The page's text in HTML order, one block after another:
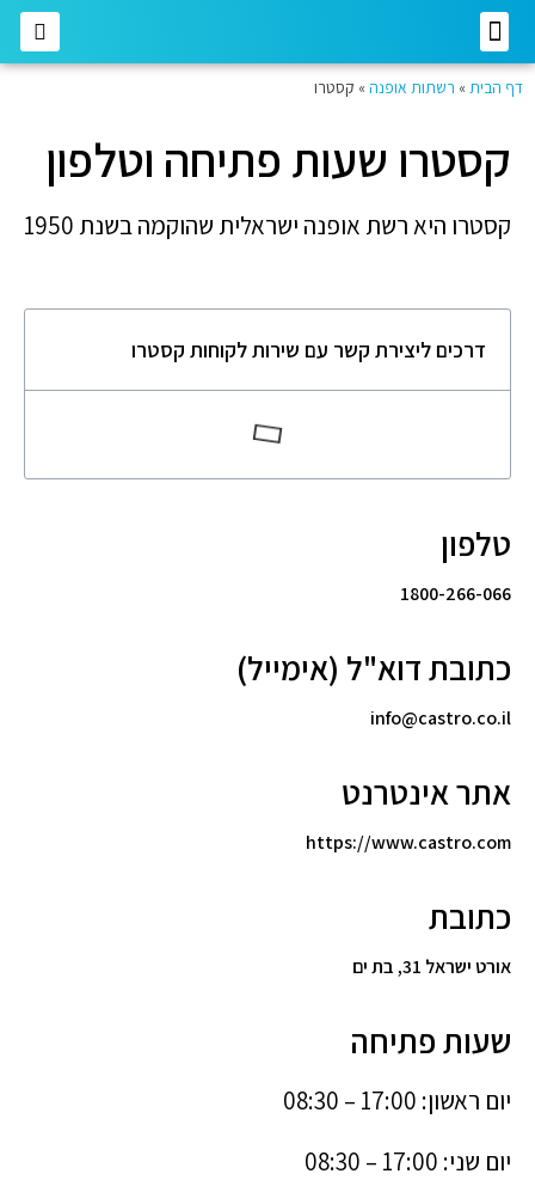
דף הבית » רשתות אופנה » קסטרו
קסטרו שעות פתיחה וטלפון
קסטרו היא רשת אופנה ישראלית שהוקמה בשנת 1950
דרכים ליצירת קשר עם שירות לקוחות קסטרו
טלפון
1800-266-066
כתובת דוא"ל (אימייל)
info@castro.co.il
אתר אינטרנט
https://www.castro.com
כתובת
אורט ישראל 31, בת ים
שעות פתיחה
יום ראשון: 17:00 – 08:30
יום שני: 17:00 – 08:30